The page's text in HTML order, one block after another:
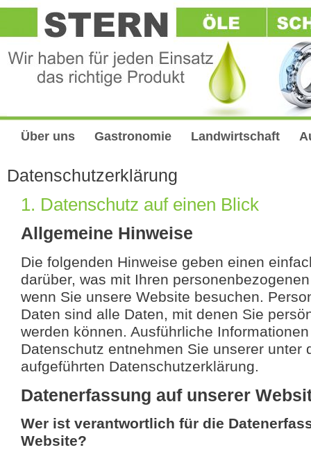
Über uns Gastronomie Landwirtschaft
Datenschutzerklärung
1. Datenschutz auf einen Blick
Allgemeine Hinweise
Die folgenden Hinweise geben einen
darüber, was mit Ihren
wenn Sie unsere Website besuchen.
Daten sind alle Daten, mit denen Sie
werden können. Ausführliche
Datenschutz entnehmen Sie unserer unter
aufgeführten Datenschutzerklärung.
Datenerfassung auf unserer
Wer ist verantwortlich für die
Website?